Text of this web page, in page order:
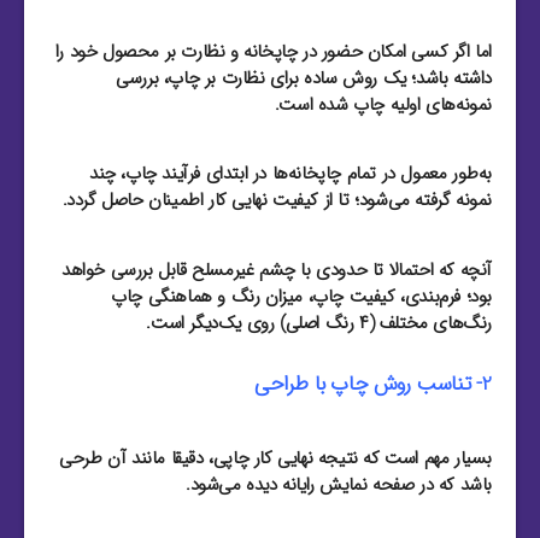
اما اگر کسی امکان حضور در چاپخانه و نظارت بر محصول خود را
داشته باشد؛ یک روش ساده برای نظارت بر چاپ، بررسی
نمونه‌های اولیه چاپ شده است.
به‌طور معمول در تمام چاپخانه‌ها در ابتدای فرآیند چاپ، چند
نمونه گرفته می‌شود؛ تا از کیفیت نهایی کار اطمینان حاصل گردد.
آنچه که احتمالا تا حدودی با چشم غیرمسلح قابل بررسی خواهد
بود؛ فرم‌بندی، کیفیت چاپ، میزان رنگ و هماهنگی چاپ
رنگ‌های مختلف (۴ رنگ اصلی) روی یک‌دیگر است.
2- تناسب روش چاپ با طراحی
بسیار مهم است که نتیجه نهایی کار چاپی، دقیقا مانند آن طرحی
باشد که در صفحه نمایش رایانه دیده می‌شود.